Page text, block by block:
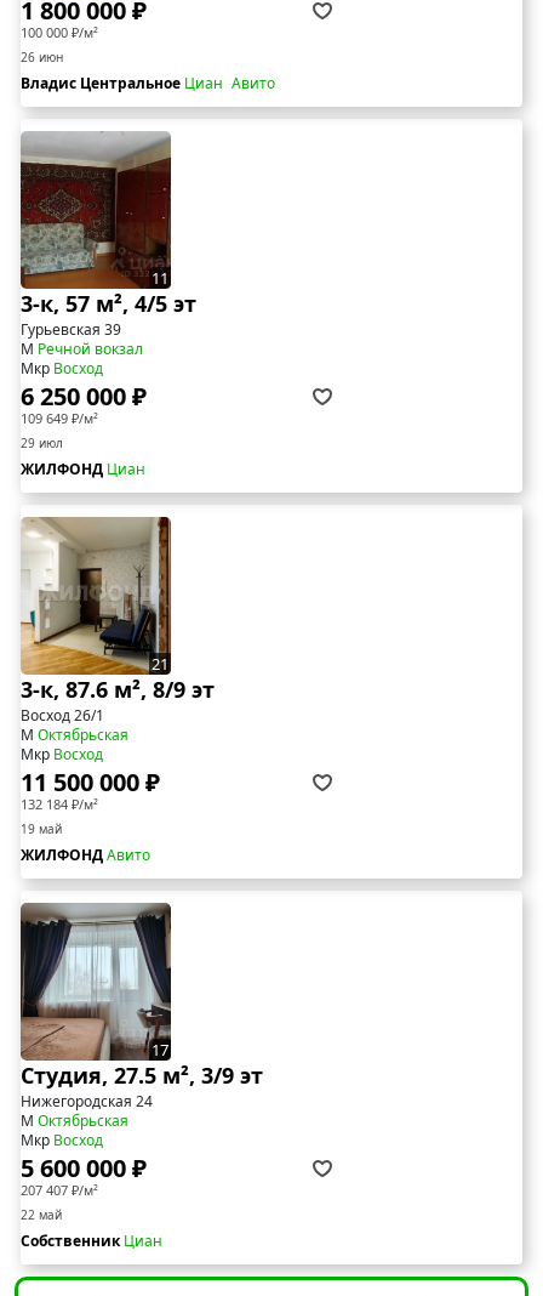
1 800 000 ₽
100 000 ₽/м²
26 июн
Владис Центральное Циан Авито
11
3-к, 57 м², 4/5 эт
Гурьевская 39
М Речной вокзал
Мкр Восход
6 250 000 ₽
109 649 ₽/м²
29 июл
ЖИЛФОНД Циан
21
3-к, 87.6 м², 8/9 эт
Восход 26/1
М Октябрьская
Мкр Восход
11 500 000 ₽
132 184 ₽/м²
19 май
ЖИЛФОНДАвито
17
Студия, 27.5 м², 3/9 эт
Нижегородская 24
М Октябрьская
Мкр Восход
5 600 000 ₽
207 407 ₽/м²
22 май
СобственникЦиан